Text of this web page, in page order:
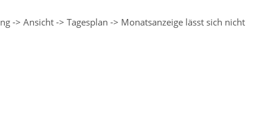
-> Ansicht -> Tagesplan -> Monatsanzeige lässt sich nicht